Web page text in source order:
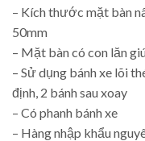
– Kích thước mặt bàn
50mm
– Mặt bàn có con lăn
– Sử dụng bánh xe lõi
định, 2 bánh sau xoay
– Có phanh bánh xe
– Hàng nhập khẩu